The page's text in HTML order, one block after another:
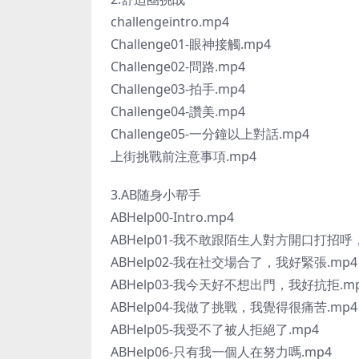
challengeintro.mp4
Challenge01-眼神接觸.mp4
Challenge02-問路.mp4
Challenge03-拍手.mp4
Challenge04-讚美.mp4
Challenge05-一分鐘以上對話.mp4
上街挑戰前注意事項.mp4
3.AB随身小帮手
ABHelp00-Intro.mp4
ABHelp01-我不敢跟陌生人對方開口打招呼
ABHelp02-我在社交場合了，我好緊張.mp4
ABHelp03-我今天好不想出門，我好抗拒
ABHelp04-我做了挑戰，我覺得很痛苦.mp4
ABHelp05-我受不了被人拒絕了.mp4
ABHelp06-只有我一個人在努力嗎.mp4